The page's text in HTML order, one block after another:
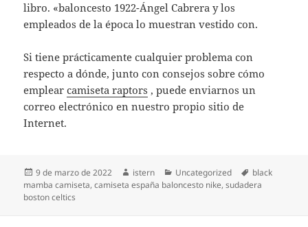
libro. «baloncesto 1922-Ángel Cabrera y los
empleados de la época lo muestran vestido con.
Si tiene prácticamente cualquier problema con
respecto a dónde, junto con consejos sobre cómo
emplearcamiseta raptors , puede enviarnos un
correo electrónico en nuestro propio sitio de
Internet.
Publicado
el
9 de marzo de 2022 Autor
istern Categorías
Uncategorized Etiquetas
black
mamba camiseta,camiseta españa baloncesto nike,sudadera
boston celtics